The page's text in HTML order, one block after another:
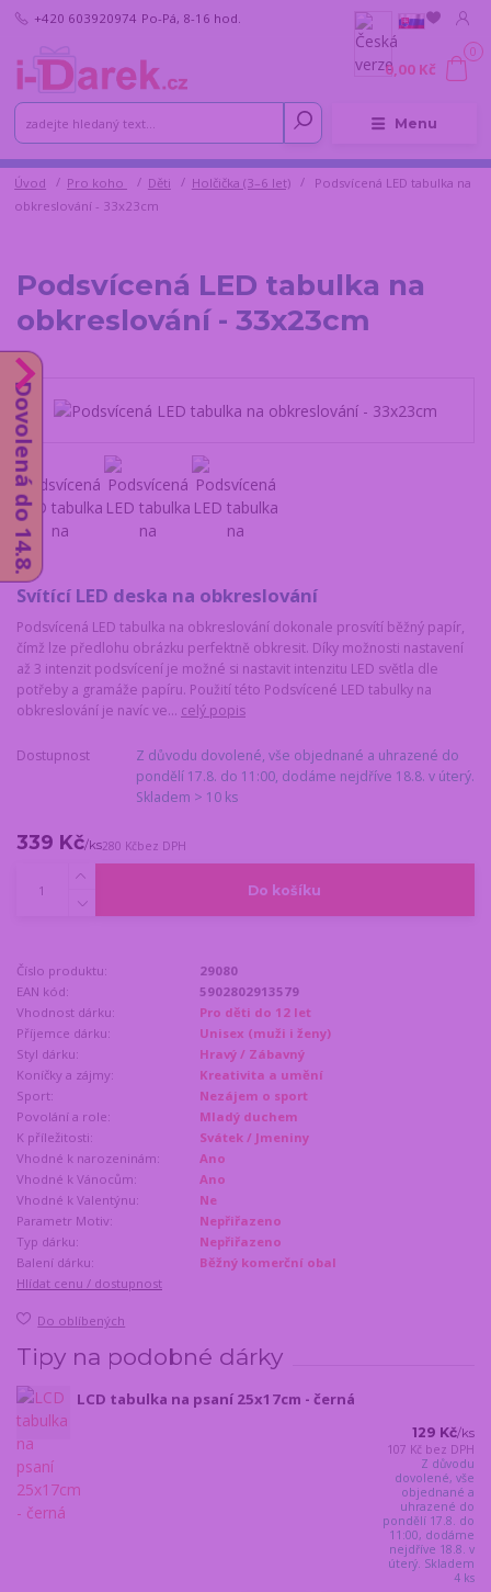
Menu
+420 603920974 Po-Pá, 8-16 hod.
0
0,00 Kč
Úvod Pro koho Děti Holčička (3–6 let)
Podsvícená LED tabulka na
obkreslování - 33x23cm
Podsvícená LED tabulka na
obkreslování - 33x23cm
Svítící LED deska na obkreslování
Podsvícená LED tabulka na obkreslování dokonale prosvítí běžný papír,
čímž lze předlohu obrázku perfektně obkresit. Díky možnosti nastavení
až 3 intenzit podsvícení je možné si nastavit intenzitu LED světla dle
potřeby a gramáže papíru. Použití této Podsvícené LED tabulky na
obkreslování je navíc ve... celý popis
Dostupnost
Z důvodu dovolené, vše objednané a uhrazené do
pondělí 17.8. do 11:00, dodáme nejdříve 18.8. v úterý.
Skladem > 10 ks
339 Kč/ks280 Kčbez DPH
Do košíku
Číslo produktu:
29080
EAN kód:
5902802913579
Vhodnost dárku:
Pro děti do 12 let
Příjemce dárku:
Unisex (muži i ženy)
Styl dárku:
Hravý / Zábavný
Koníčky a zájmy:
Kreativita a umění
Sport:
Nezájem o sport
Povolání a role:
Mladý duchem
K příležitosti:
Svátek / Jmeniny
Vhodné k narozeninám:
Ano
Vhodné k Vánocům:
Ano
Vhodné k Valentýnu:
Ne
Parametr Motiv:
Nepřiřazeno
Typ dárku:
Nepřiřazeno
Balení dárku:
Běžný komerční obal
Hlídat cenu / dostupnost
Do oblíbených
Tipy na podobné dárky
LCD tabulka na psaní 25x17cm - černá
129 Kč/ks
107 Kč bez DPH
Z důvodu
dovolené, vše
objednané a
uhrazené do
pondělí 17.8. do
11:00, dodáme
nejdříve 18.8. v
úterý. Skladem
4 ks
Dovolená do 14.8.